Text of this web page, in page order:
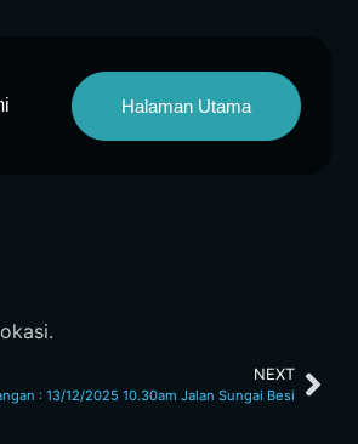
Halaman Utama
NEXT
: 13/12/2025 10.30am Jalan Sungai Besi